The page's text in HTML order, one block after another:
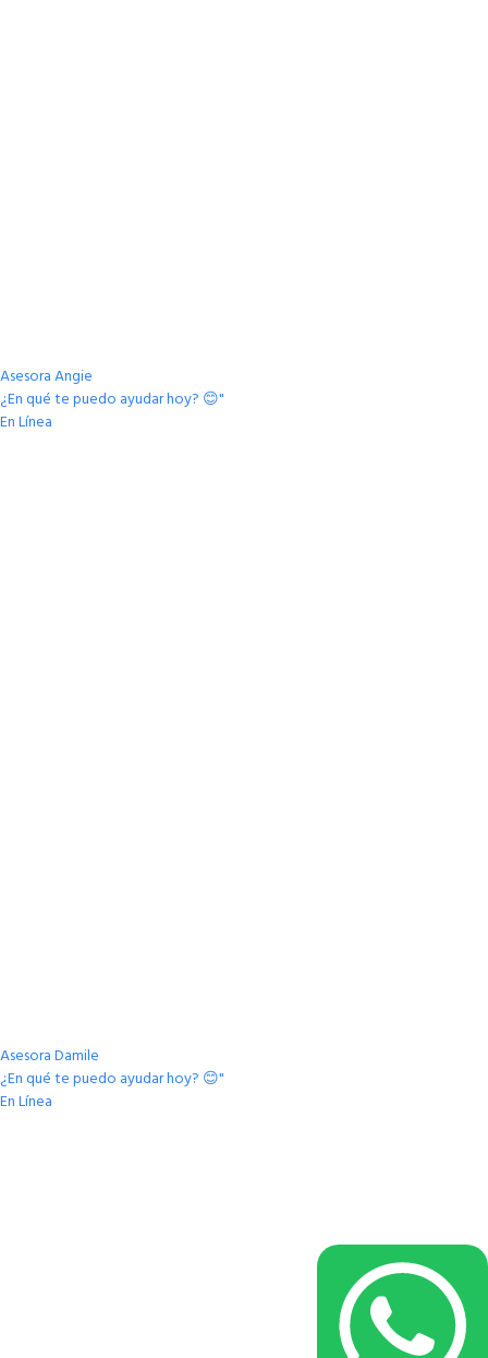
Asesora Angie
¿En qué te puedo ayudar hoy? 😊"
En Línea
Asesora Damile
¿En qué te puedo ayudar hoy? 😊"
En Línea